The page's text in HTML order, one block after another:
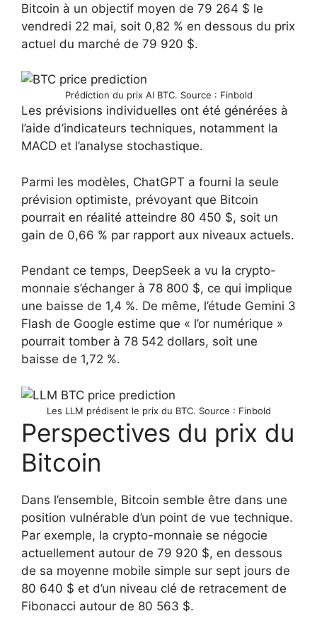
Bitcoin à un objectif moyen de 79 264 $ le
vendredi 22 mai, soit 0,82 % en dessous du prix
actuel du marché de 79 920 $.
Prédiction du prix AI BTC. Source : Finbold
Les prévisions individuelles ont été générées à
l’aide d’indicateurs techniques, notamment la
MACD et l’analyse stochastique.
Parmi les modèles, ChatGPT a fourni la seule
prévision optimiste, prévoyant que Bitcoin
pourrait en réalité atteindre 80 450 $, soit un
gain de 0,66 % par rapport aux niveaux actuels.
Pendant ce temps, DeepSeek a vu la crypto-
monnaie s’échanger à 78 800 $, ce qui implique
une baisse de 1,4 %. De même, l’étude Gemini 3
Flash de Google estime que « l’or numérique »
pourrait tomber à 78 542 dollars, soit une
baisse de 1,72 %.
Les LLM prédisent le prix du BTC. Source : Finbold
Perspectives du prix du
Bitcoin
Dans l’ensemble, Bitcoin semble être dans une
position vulnérable d’un point de vue technique.
Par exemple, la crypto-monnaie se négocie
actuellement autour de 79 920 $, en dessous
de sa moyenne mobile simple sur sept jours de
80 640 $ et d’un niveau clé de retracement de
Fibonacci autour de 80 563 $.